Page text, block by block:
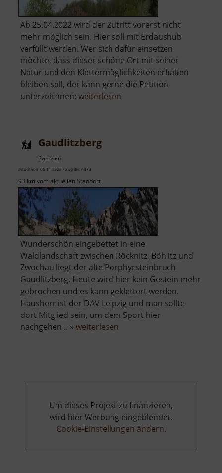
Ab 25.04.2022 wird der Zutritt vorerst nicht
mehr möglich sein. Hier soll mit Erdaushub
verfüllt werden. Wer sich dafür einsetzen
möchte, dass dieser schöne Ort mit seiner
Natur und den Klettermöglichkeiten erhalten
bleiben soll, der kann gerne die Petition
unterzeichnen: weiterlesen
Gaudlitzberg
Sachsen
aktuell vom 05.11.2023 / Zugriffe: 4073
93 km vom aktuellen Standort
Wunderschön eingebettet in eine
Waldlandschaft zwischen Röcknitz, Böhlitz und
Zwochau liegt der alte Porphyrsteinbruch
Gaudlitzberg. Heute wird hier kein Gestein mehr
gebrochen und es kann geklettert werden.
Hausherr ist der DAV Leipzig und man sollte
dort Mitglied sein, um dem Sport hier
nachgehen .. » weiterlesen
Um dieses Projekt zu finanzieren,
wird hier Werbung eingeblendet.
Cookie-Einstellungen ändern.